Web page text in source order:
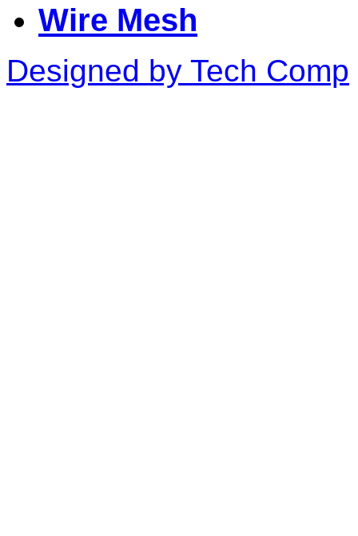
Wire Mesh
Designed by Tech Comp